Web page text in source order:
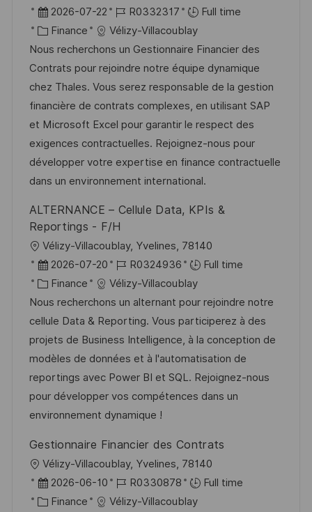
o
c
a
t
i
o
n
P
o
s
t
e
d
D
a
t
e
2026-07-22
J
o
b
I
d
R0332317
Full time
C
a
t
e
g
o
r
y
Finance
Vélizy-Villacoublay
Nous recherchons un Gestionnaire Financier des
Contrats pour rejoindre notre équipe dynamique
chez Thales. Vous serez responsable de la gestion
financière de contrats complexes, en utilisant SAP
et Microsoft Excel pour garantir le respect des
exigences contractuelles. Rejoignez-nous pour
développer votre expertise en finance contractuelle
dans un environnement international.
ALTERNANCE – Cellule Data, KPIs &
Reportings - F/H
L
o
c
a
t
i
o
n
Vélizy-Villacoublay, Yvelines, 78140
P
o
s
t
e
d
D
a
t
2026-07-20
J
o
b
I
d
R0324936
Full time
C
a
t
e
g
o
r
y
Finance
Vélizy-Villacoublay
Nous recherchons un alternant pour rejoindre notre
cellule Data & Reporting. Vous participerez à des
projets de Business Intelligence, à la conception de
modèles de données et à l'automatisation de
reportings avec Power BI et SQL. Rejoignez-nous
pour développer vos compétences dans un
environnement dynamique !
Gestionnaire Financier des Contrats
L
o
c
Vélizy-Villacoublay, Yvelines, 78140
P
o
2026-06-10
J
o
R0330878
Full time
C Finance
Vélizy-Villacoublay